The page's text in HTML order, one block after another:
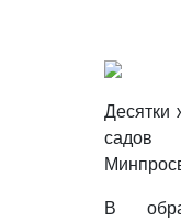
Десятки
В